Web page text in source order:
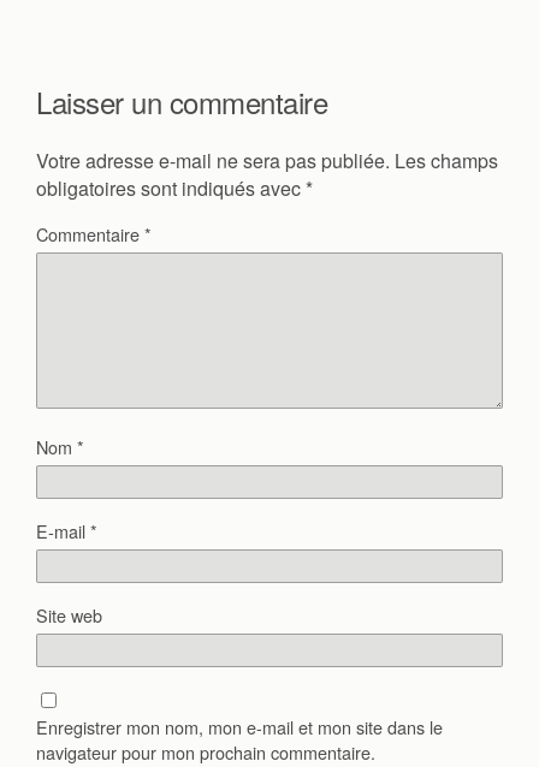
Laisser un commentaire
Votre adresse e-mail ne sera pas publiée. Les champs
obligatoires sont indiqués avec *
Commentaire*
Nom *
E-mail*
Site web
Enregistrer mon nom, mon e-mail et mon site dans le
navigateur pour mon prochain commentaire.